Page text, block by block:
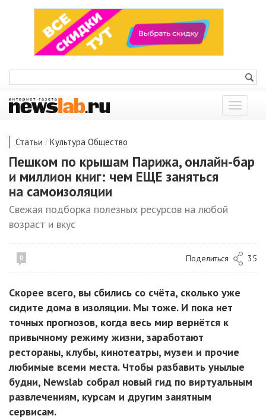
Показать
меню
Статьи / Культура Общество
Пешком по крышам Парижа, онлайн-бар
и миллион книг: чем ЕЩЕ заняться
на самоизоляции
Свежая подборка полезных ресурсов на любой
возраст и вкус
0 Поделиться 35
Скорее всего, вы сбились со счёта, сколько уже
сидите дома в изоляции. Мы тоже. И пока нет
точных прогнозов, когда весь мир вернётся к
привычному режиму жизни, заработают
рестораны, клубы, кинотеатры, музеи и прочие
любимые всеми места. Чтобы разбавить унылые
будни, Newslab собрал новый гид по виртуальным
развлечениям, курсам и другим занятным
сервисам.